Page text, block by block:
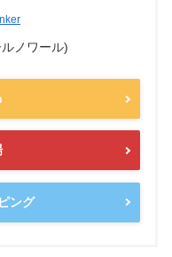
ノワール)
ング